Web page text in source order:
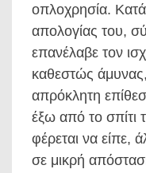
οπλοχρησία. Κατά
απολογίας του,
επανέλαβε τον
καθεστώς
απρόκλητη
έξω από το
φέρεται να είπε,
σε μικρή